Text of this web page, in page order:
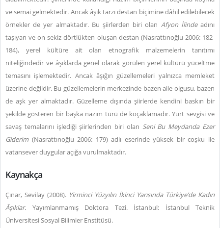
ve semai gelmektedir. Ancak âşık tarzı destan biçimine dâhil edilebilecek
örnekler de yer almaktadır. Bu şiirlerden biri olan Afyon İlindeadını
taşıyan ve on sekiz dörtlükten oluşan destan (Nasrattınoğlu 2006: 182-
184), yerel kültüre ait olan etnografik malzemelerin tanıtımı
niteliğindedir ve âşıklarda genel olarak görülen yerel kültürü yüceltme
temasını işlemektedir. Ancak âşığın güzellemeleri yalnızca memleket
üzerine değildir. Bu güzellemelerin merkezinde bazen aile olgusu, bazen
de aşk yer almaktadır. Güzelleme dışında şiirlerde kendini baskın bir
şekilde gösteren bir başka nazım türü de koçaklamadır. Yurt sevgisi ve
savaş temalarını işlediği şiirlerinden biri olan Seni Bu Meydanda Ezer
Giderim(Nasrattınoğlu 2006: 179) adlı eserinde yüksek bir coşku ile
vatansever duygular açığa vurulmaktadır.
Kaynakça
Çınar, Sevilay (2008). Yirminci Yüzyılın İkinci Yarısında Türkiye’de Kadın
Âşıklar. Yayımlanmamış Doktora Tezi. İstanbul: İstanbul Teknik
Üniversitesi Sosyal Bilimler Enstitüsü.